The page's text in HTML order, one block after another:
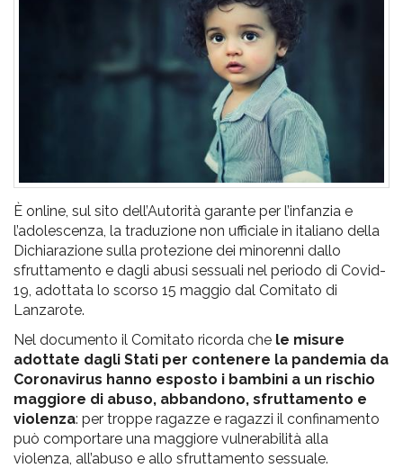
l'adolescenza
È online, sul sito dell’Autorità garante per l’infanzia e
l’adolescenza, la traduzione non ufficiale in italiano della
Dichiarazione sulla protezione dei minorenni dallo
sfruttamento e dagli abusi sessuali nel periodo di Covid-
19, adottata lo scorso 15 maggio dal Comitato di
Lanzarote.
Nel documento il Comitato ricorda che le misure
adottate dagli Stati per contenere la pandemia da
Coronavirus hanno esposto i bambini a un rischio
maggiore di abuso, abbandono, sfruttamento e
violenza: per troppe ragazze e ragazzi il confinamento
può comportare una maggiore vulnerabilità alla
violenza, all’abuso e allo sfruttamento sessuale.